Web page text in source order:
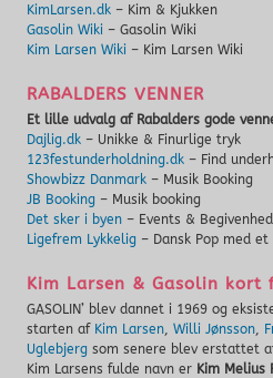
KimLarsen.dk– Kim & Kjukken
Gasolin Wiki– Gasolin Wiki
Kim Larsen Wiki– Kim Larsen Wiki
RABALDERS VENNER
Et lille udvalg af Rabalders gode
Dajlig.dk– Unikke & Finurlige tryk
123festunderholdning.dk – Find
Showbizz Danmark – Musik Booking
JB Booking – Musik booking
Det sker i byen– Events &
Ligefrem Lykkelig– Dansk Pop med et
Kim Larsen & Gasolin
GASOLIN’ blev dannet i 1969 og
starten af Kim Larsen, Willi Jønsson,
Uglebjergsom senere blev erstattet
Kim Larsens fulde navn er Kim Melius